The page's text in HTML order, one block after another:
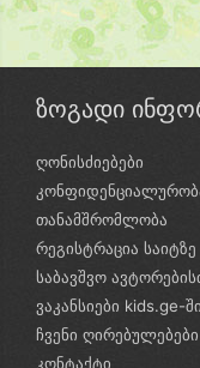
ზოგადი
ღონისძიებები
თანამშრომლობა
რეგისტრაცია საიტზე
საბავშვო
ვაკანსიები kids.ge-ში
ჩვენი ღირებულებები
კონტაქტი